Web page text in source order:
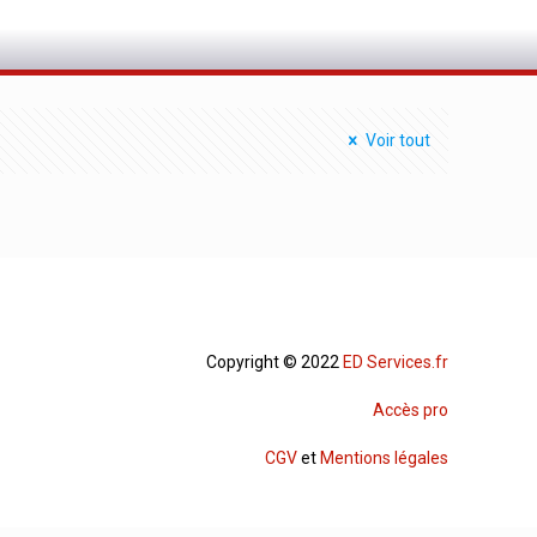
Voir tout
Copyright © 2022 ED Services.fr
Accès pro
CGVet Mentions légales